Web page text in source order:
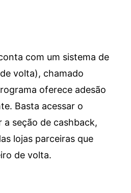
com um sistema de
volta), chamado
oferece adesão
Basta acessar o
a seção de cashback,
lojas parceiras que
de volta.